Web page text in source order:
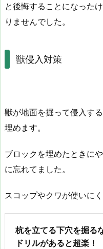
と後悔することになった
りませんでした。
獣侵入対策
獣が地面を掘って侵入す
埋めます。
ブロックを埋めたときに
に忘れてました。
スコップやクワが使いに
杭を立てる下穴を掘る
ドリルがあると超楽！